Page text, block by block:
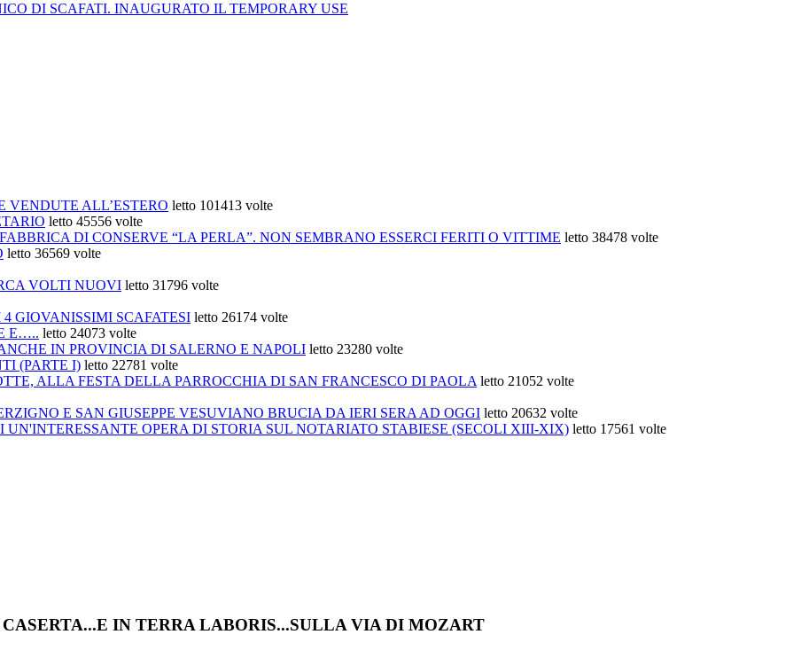
DI SCAFATI. INAUGURATO IL TEMPORARY USE
VENDUTE ALL’ESTERO letto 101413 volte
letto 45556 volte
DI CONSERVE “LA PERLA”. NON SEMBRANO ESSERCI FERITI O VITTIME letto 38478 volte
letto 36569 volte
VOLTI NUOVI letto 31796 volte
GIOVANISSIMI SCAFATESI letto 26174 volte
E….. letto 24073 volte
IN PROVINCIA DI SALERNO E NAPOLI letto 23280 volte
(PARTE I) letto 22781 volte
ALLA FESTA DELLA PARROCCHIA DI SAN FRANCESCO DI PAOLA letto 21052 volte
E SAN GIUSEPPE VESUVIANO BRUCIA DA IERI SERA AD OGGI letto 20632 volte
OPERA DI STORIA SUL NOTARIATO STABIESE (SECOLI XIII-XIX) letto 17561 volte
IN TERRA LABORIS...SULLA VIA DI MOZART